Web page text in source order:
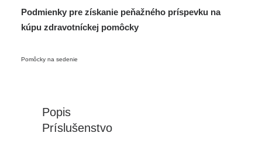
Podmienky pre získanie peňažného príspevku na
kúpu zdravotníckej pomôcky
Pomôcky na sedenie
Popis
Príslušenstvo